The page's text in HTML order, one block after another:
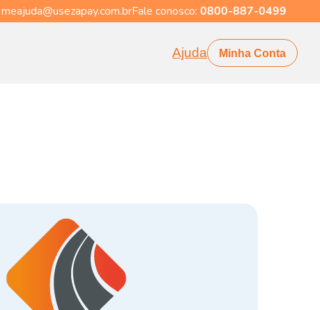
meajuda@usezapay.com.brFale conosco: 0800-887-0499
Ajuda Minha Conta